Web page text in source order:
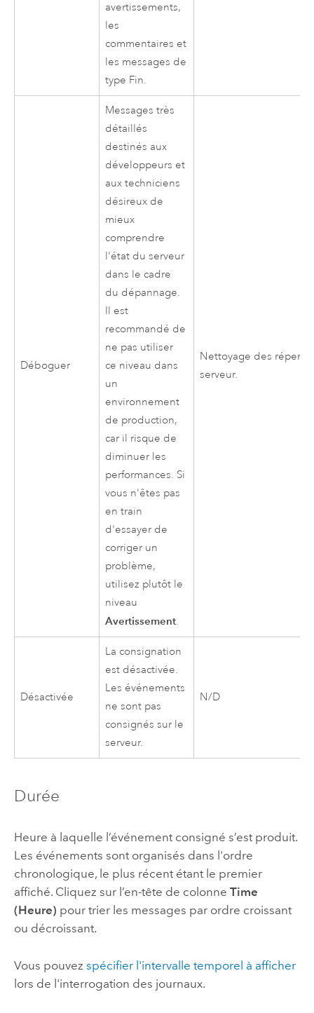
avertissements,
les
commentaires et
les messages de
type Fin.
Déboguer
Messages très
détaillés
destinés aux
développeurs et
aux techniciens
désireux de
mieux
comprendre
l'état du serveur
dans le cadre
du dépannage.
Il est
recommandé de
ne pas utiliser
ce niveau dans
un
environnement
de production,
car il risque de
diminuer les
performances. Si
vous n'êtes pas
en train
d'essayer de
corriger un
problème,
utilisez plutôt le
niveau
Avertissement.
Nettoyage des
serveur.
Désactivée
La consignation
est désactivée.
Les événements
ne sont pas
consignés sur le
serveur.
N/D
Durée
Heure à laquelle l’événement consigné s’est produit.
Les événements sont organisés dans l'ordre
chronologique, le plus récent étant le premier
affiché. Cliquez sur l’en-tête de colonne Time
(Heure) pour trier les messages par ordre croissant
ou décroissant.
Vous pouvez spécifier l'intervalle temporel à afficher
lors de l'interrogation des journaux.